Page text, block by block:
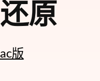
原
版